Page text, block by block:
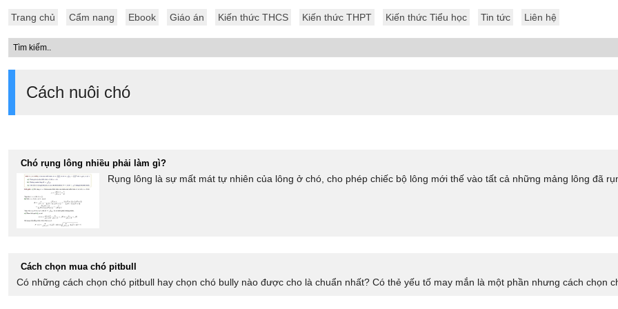
Trang chủ Cẩm nang Ebook Giáo án Kiến thức THCS Kiến thức THPT Kiến thức Tiểu học Tin tức Liên hệ
Cách nuôi chó
Chó rụng lông nhiều phải làm gì?
Rụng lông là sự mất mát tự nhiên của lông ở chó, cho phép chiếc bộ lông mới thế vào tất cả những mảng lông đã
Cách chọn mua chó pitbull
Có những cách chọn chó pitbull hay chọn chó bully nào được cho là chuẩn nhất? Có thẻ yếu tố may mắn là một phần nhưng cách chọn